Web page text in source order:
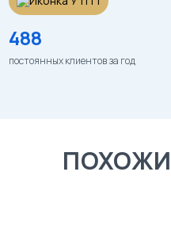
488
постоянных клиентов за год